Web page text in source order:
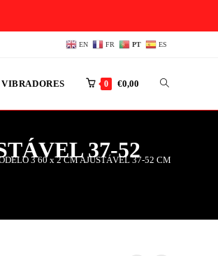
EN FR PT ES
VIBRADORES 0 €0,00
37-52
3 60 x 2 CM AJUSTÁVEL 37-52 CM